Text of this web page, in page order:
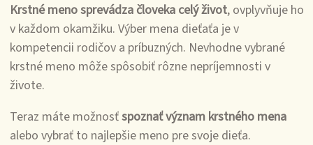
Krstné meno sprevádza človeka celý život, ovplyvňuje ho
v každom okamžiku. Výber mena dieťaťa je v
kompetencii rodičov a príbuzných. Nevhodne vybrané
krstné meno môže spôsobiť rôzne nepríjemnosti v
živote.
Teraz máte možnosťspoznať význam krstného mena
alebo vybrať to najlepšie meno pre svoje dieťa.